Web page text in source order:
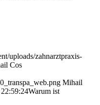
uploads/zahnarztpraxis-
Cos
Mihail
Warum ist